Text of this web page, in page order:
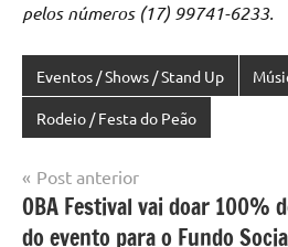
pelos números (17) 99741-6233.
Eventos / Shows / Stand Up
Rodeio / Festa do Peão
Navegação
de
Post anterior
OBA Festival vai doar 100%
do evento para o Fundo